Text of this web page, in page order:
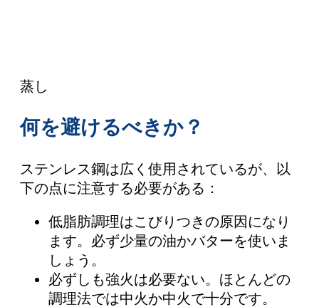
蒸し
何を避けるべきか？
ステンレス鋼は広く使用されているが、以
下の点に注意する必要がある：
低脂肪調理はこびりつきの原因になり
ます。必ず少量の油かバターを使いま
しょう。
必ずしも強火は必要ない。ほとんどの
調理法では中火か中火で十分です。